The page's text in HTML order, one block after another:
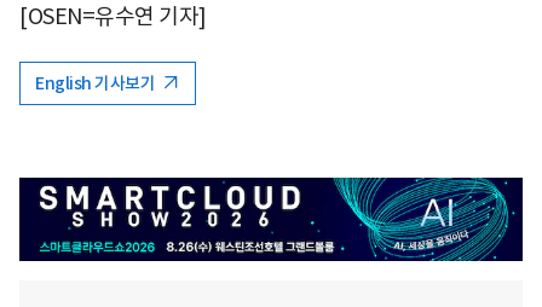
[OSEN=유수연 기자]
English 기사보기